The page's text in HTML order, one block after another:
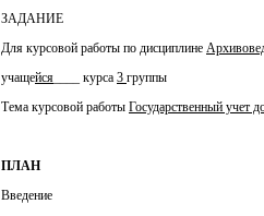
ЗАДАНИЕ
Для курсовой работы по дисциплине
учащейся ____ курса 3 группы
Тема курсовой работы Государственный учет
ПЛАН
Введение